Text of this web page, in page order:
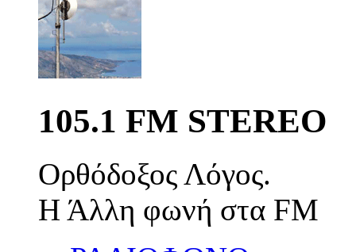
105.1 FM STEREO
Ορθόδοξος Λόγος.
Η Άλλη φωνή στα FM